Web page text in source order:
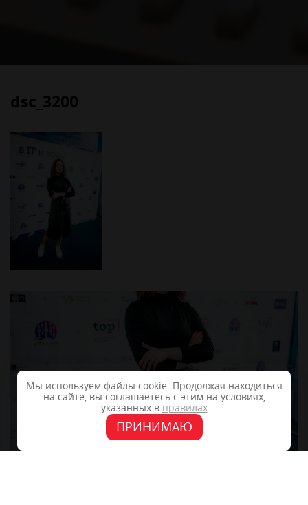
dsc_3200
Мы используем файлы cookie. Продолжая находиться
на сайте, вы соглашаетесь с этим на условиях,
указанных в правилах
ПРИНИМАЮ